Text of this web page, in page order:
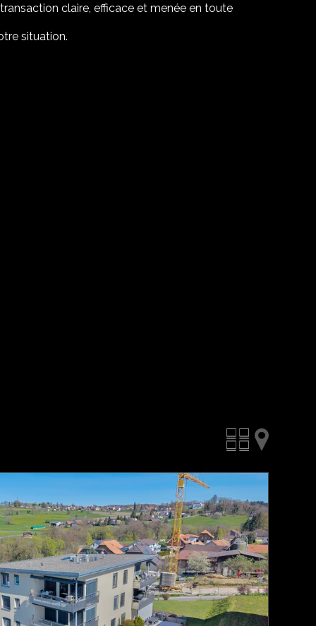
claire, efficace et menée en toute
situation.